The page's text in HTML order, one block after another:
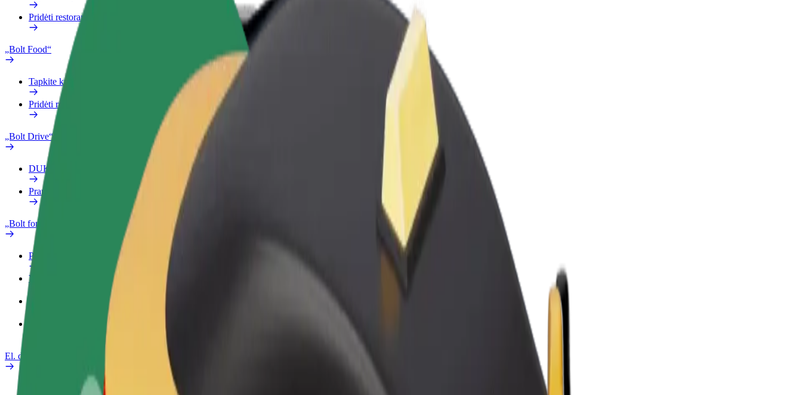
Pridėti restoraną ar parduotuvę
„Bolt Food“
Tapkite kurjeriu (-e)
Pridėti restoraną ar parduotuvę
„Bolt Drive“
DUK
Pranešti apie automobilį
„Bolt for Business“
Privalumai
Verslo profilis
El. dviračiai
Saugumo laboratorija